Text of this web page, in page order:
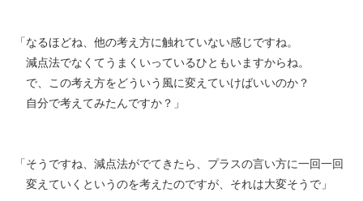
「なるほどね、他の考え方に触れていない感じですね。
減点法でなくてうまくいっているひともいますからね。
で、この考え方をどういう風に変えていけばいいのか？
自分で考えてみたんですか？」
「そうですね、減点法がでてきたら、プラスの言い方に一回一回
変えていくというのを考えたのですが、それは大変そうで」